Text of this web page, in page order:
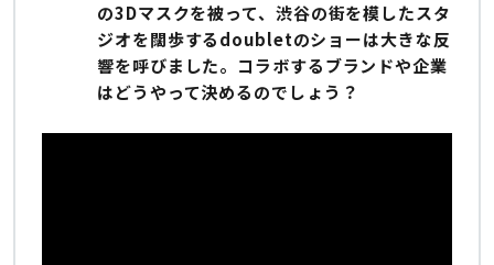
の3Dマスクを被って、渋谷の街を模したスタ
ジオを闊歩するdoubletのショーは大きな反
響を呼びました。コラボするブランドや企業
はどうやって決めるのでしょう？